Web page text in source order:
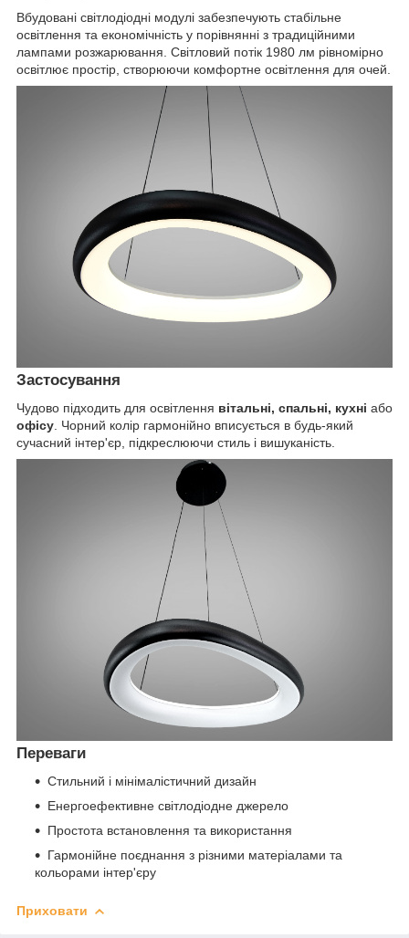
Вбудовані світлодіодні модулі забезпечують стабільне
освітлення та економічність у порівнянні з традиційними
лампами розжарювання. Світловий потік 1980 лм рівномірно
освітлює простір, створюючи комфортне освітлення для очей.
Застосування
Чудово підходить для освітлення вітальні, спальні, кухні або
офісу . Чорний колір гармонійно вписується в будь-який
сучасний інтер'єр, підкреслюючи стиль і вишуканість.
Переваги
Стильний і мінімалістичний дизайн
Енергоефективне світлодіодне джерело
Простота встановлення та використання
Гармонійне поєднання з різними матеріалами та
кольорами інтер'єру
Приховати